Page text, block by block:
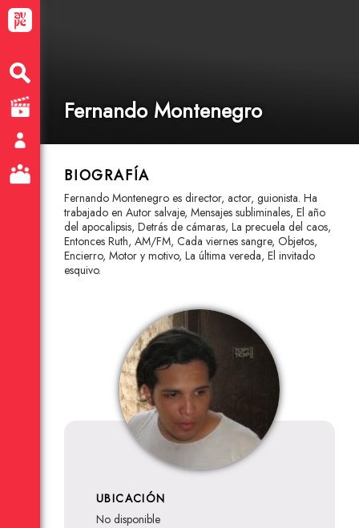
Fernando Montenegro
BIOGRAFÍA
Fernando Montenegro es director, actor, guionista. Ha
trabajado en Autor salvaje, Mensajes subliminales, El año
del apocalipsis, Detrás de cámaras, La precuela del caos,
Entonces Ruth, AM/FM, Cada viernes sangre, Objetos,
Encierro, Motor y motivo, La última vereda, El invitado
esquivo.
UBICACIÓN
no disponible